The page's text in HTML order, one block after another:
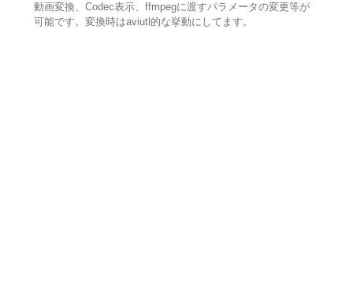
動画変換、Codec表示、ffmpegに渡すパラメータの変更等が
可能です。変換時はaviutl的な挙動にしてます。